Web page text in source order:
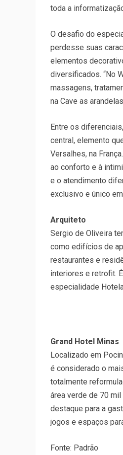
toda a
O desafio do
perdesse suas
elementos
diversificados. “No
massagens,
na Cave as
Entre os
central, elemento
Versalhes, na
ao conforto e à
e o atendimento
exclusivo e único
Arquiteto
Sergio de Oliveira
como edifícios de
restaurantes e
interiores e retrofit.
especialidade
Grand Hotel Minas
Localizado em
é considerado o
totalmente
área verde de 70
destaque para a
jogos e espaços
Fonte: Padrão